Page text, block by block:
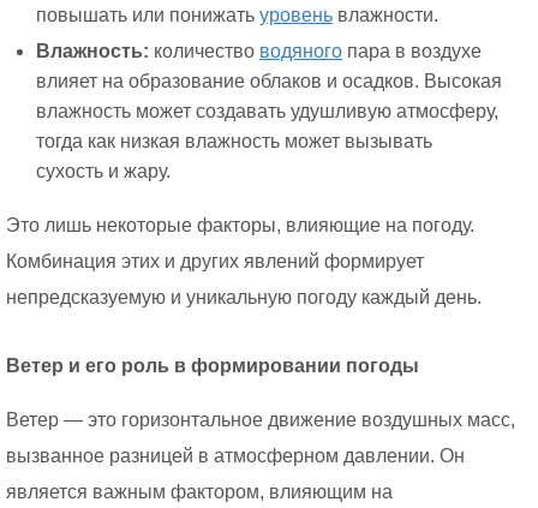
повышать или понижать уровень влажности.
Влажность: количество водяного пара в воздухе
влияет на образование облаков и осадков. Высокая
влажность может создавать удушливую атмосферу,
тогда как низкая влажность может вызывать
сухость и жару.
Это лишь некоторые факторы, влияющие на погоду.
Комбинация этих и других явлений формирует
непредсказуемую и уникальную погоду каждый день.
Ветер и его роль в формировании погоды
Ветер — это горизонтальное движение воздушных масс,
вызванное разницей в атмосферном давлении. Он
является важным фактором, влияющим на